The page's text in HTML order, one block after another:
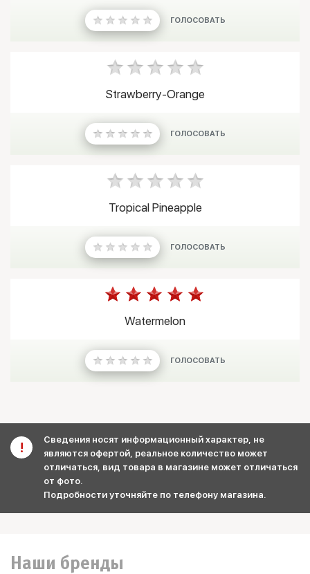
ГОЛОСОВАТЬ
Strawberry-Orange
ГОЛОСОВАТЬ
Tropical Pineapple
ГОЛОСОВАТЬ
Watermelon
ГОЛОСОВАТЬ
Сведения носят информационный характер, не
являются офертой, реальное количество может
отличаться, вид товара в магазине может отличаться
от фото.
Подробности уточняйте по телефону магазина.
Наши бренды